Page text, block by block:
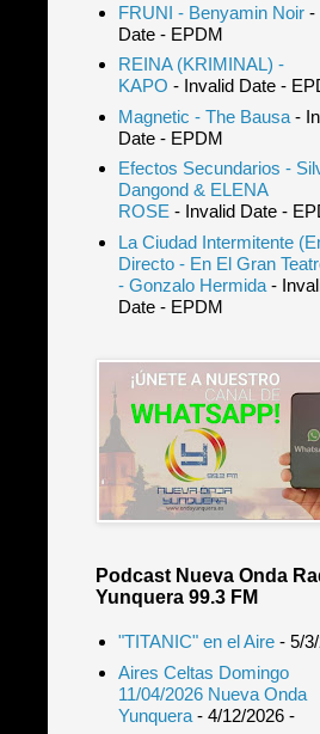
FRUNI - Benyamin Noir-
Date- EPDM
REINA (KRIMINAL) -
KAPO - Invalid Date-
Magnetic - The Bausa-
Date- EPDM
Efectos Secundarios -
Dangond & ELENA
ROSE - Invalid Date-
La Ciudad Intermitente
Directo - En El Gran
- Gonzalo Hermida-
Date- EPDM
Podcast Nueva Onda
Yunquera 99.3 FM
"TITANIC" en el Aire- 5/3/
Aires Celtas Domingo
11/04/2026 Nueva Onda
Yunquera- 4/12/2026-